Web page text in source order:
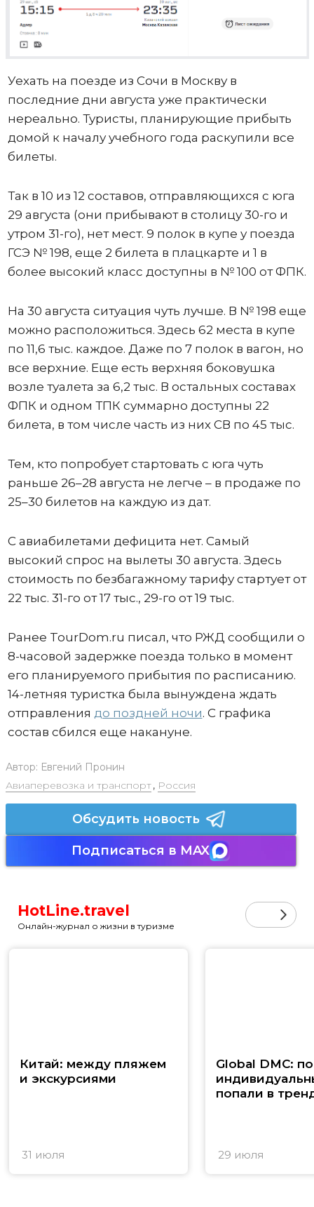
Уехать на поезде из Сочи в Москву в
последние дни августа уже практически
нереально. Туристы, планирующие прибыть
домой к началу учебного года раскупили все
билеты.
Так в 10 из 12 составов, отправляющихся с юга
29 августа (они прибывают в столицу 30-го и
утром 31-го), нет мест. 9 полок в купе у поезда
ГСЭ № 198, еще 2 билета в плацкарте и 1 в
более высокий класс доступны в № 100 от ФПК.
На 30 августа ситуация чуть лучше. В № 198 еще
можно расположиться. Здесь 62 места в купе
по 11,6 тыс. каждое. Даже по 7 полок в вагон, но
все верхние. Еще есть верхняя боковушка
возле туалета за 6,2 тыс. В остальных составах
ФПК и одном ТПК суммарно доступны 22
билета, в том числе часть из них СВ по 45 тыс.
Тем, кто попробует стартовать с юга чуть
раньше 26–28 августа не легче – в продаже по
25–30 билетов на каждую из дат.
С авиабилетами дефицита нет. Самый
высокий спрос на вылеты 30 августа. Здесь
стоимость по безбагажному тарифу стартует от
22 тыс. 31-го от 17 тыс., 29-го от 19 тыс.
Ранее TourDom.ru писал, что РЖД сообщили о
8-часовой задержке поезда только в момент
его планируемого прибытия по расписанию.
14-летняя туристка была вынуждена ждать
отправления до поздней ночи. С графика
состав сбился еще накануне.
Автор: Евгений Пронин
Авиаперевозка и транспорт, Россия
Обсудить новость
Подписаться в MAX
HotLine.travel
Онлайн-журнал о жизни в туризме
Китай: между пляжем
и экскурсиями
31 июля
Global DMC:
попали в
29 июля